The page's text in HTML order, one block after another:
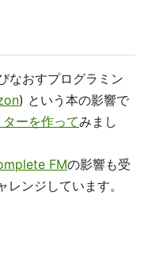
なおすプログラミン
) という本の影響で
ーを作ってみまし
FMの影響も受
ンジしています。